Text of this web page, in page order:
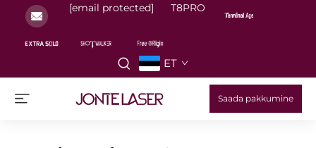
[email protected] T8PRO
ET
Saada pakkumine